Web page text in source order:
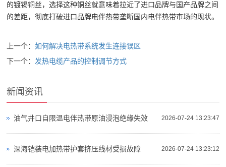
的镀锡铜丝，选择这种铜丝就意味着拉近了进口品牌与国产品牌之间
的差距，彻底打破进口品牌电伴热带垄断国内电伴热带市场的现状。
上一个：如何解决电热带系统发生连接误区
下一个：发热电缆产品的控制调节方式
新闻资讯
2026-07-24 13:23:47
油气井口自限温电伴热带原油浸泡绝缘失效
2026-07-24 13:23:12
深海铠装电加热带护套挤压线材受损故障